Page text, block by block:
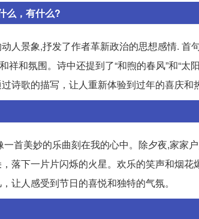
么，有什么?
人景象,抒发了作者革新政治的思想感情. 首
和氛围。诗中还提到了“和煦的春风”和“太
诗歌的描写，让人重新体验到过年的喜庆和
首美妙的乐曲刻在我的心中。除夕夜,家家
落下一片片闪烁的火星。欢乐的笑声和烟花
让人感受到节日的喜悦和独特的气氛。